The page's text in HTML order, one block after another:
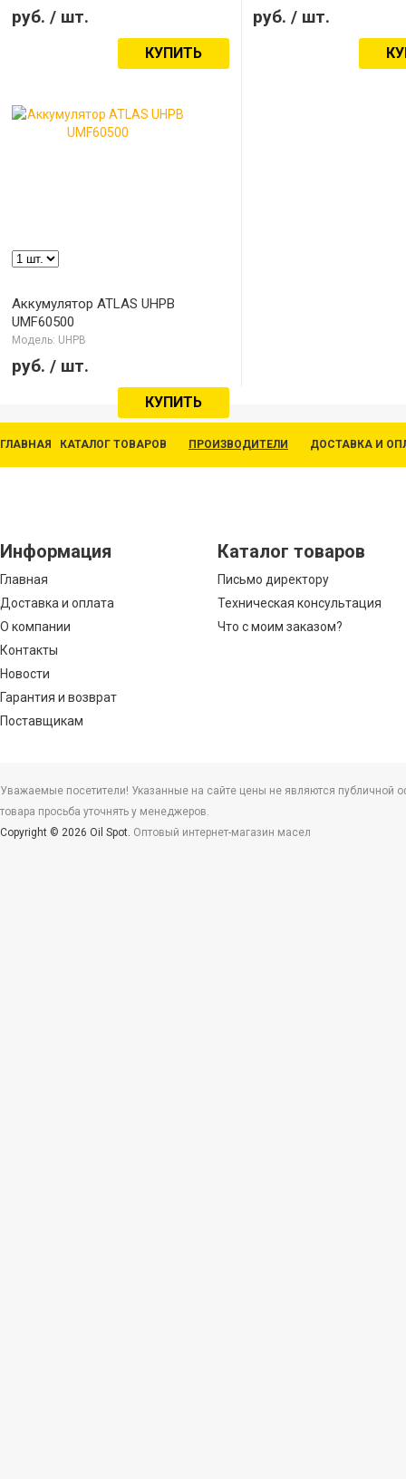
руб. / шт.
КУПИТЬ
руб. / шт.
Аккумулятор ATLAS UHPB
UMF60500
Модель: UHPB
руб. / шт.
КУПИТЬ
ГЛАВНАЯ КАТАЛОГ ТОВАРОВ ПРОИЗВОДИТЕЛИ ДОСТАВКА И
Информация
Главная
Доставка и оплата
О компании
Контакты
Новости
Гарантия и возврат
Поставщикам
Каталог товаров
Письмо директору
Техническая консультация
Что с моим заказом?
Уважаемые посетители! Указанные на сайте цены не являются публичной
товара просьба уточнять у менеджеров.
Copyright © 2026 Oil Spot. Оптовый интернет-магазин масел